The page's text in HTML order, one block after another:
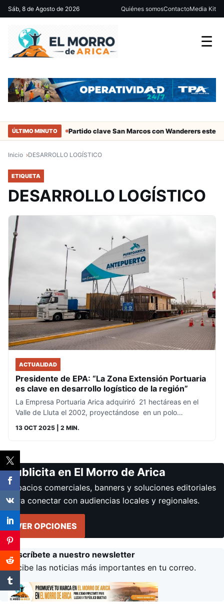
Sáb, 8 de Agosto de 2026 Quiénes somosContactoMedia Kit
☰
ÚLTIMO MINUTO
de Arica Partido clave San Marcos con Wanderers este
Inicio DESARROLLO LOGÍSTICO
ETIQUETA
DESARROLLO LOGÍSTICO
ACTUALIDAD
Presidente de EPA: “La Zona Extensión Portuaria
es clave en desarrollo logístico de la región”
La Empresa Portuaria Arica adquiriró 21 hectáreas en el
Valle de Lluta el 2002, proyectándose en un polo…
13 OCT 2025 | 2 MIN.
Publicita en El Morro de Arica
Espacios comerciales, banners y soluciones editoriales
para conectar con audiencias locales y regionales.
VER OPCIONES
Suscríbete a nuestro newsletter
Recibe las noticias más importantes en tu correo.